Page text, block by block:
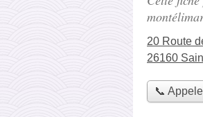
montélimar
20 Route
26160
📞